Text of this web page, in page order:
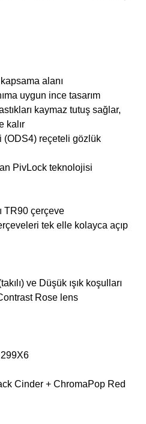
alanı
uygun ince tasarım
kaymaz tutuş sağlar,
kalır
(ODS4) reçeteli gözlük
PivLock teknolojisi
TR90 çerçeve
tek elle kolayca açıp
ve Düşük ışık koşulları
Rose lens
Cinder + ChromaPop Red